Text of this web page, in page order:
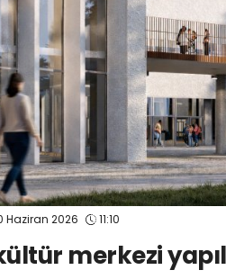
Haziran 2026 11:10
merkezi